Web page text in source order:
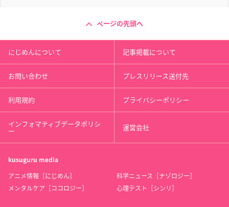
ページの先頭へ
にじめんについて 記事掲載について
お問い合わせ プレスリリース送付先
利用規約 プライバシーポリシー
インフォマティブデータポリシ
ー 運営会社
kusuguru media
アニメ情報［にじめん］
科学ニュース［ナゾロジー］
メンタルケア［ココロジー］
心理テスト［シンリ］